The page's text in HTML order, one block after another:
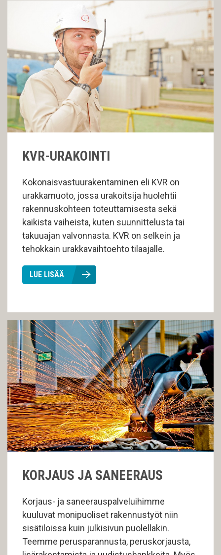
KVR-URAKOINTI
Kokonaisvastuurakentaminen eli KVR on
urakkamuoto, jossa urakoitsija huolehtii
rakennuskohteen toteuttamisesta sekä
kaikista vaiheista, kuten suunnittelusta tai
takuuajan valvonnasta. KVR on selkein ja
tehokkain urakkavaihtoehto tilaajalle.
LUE LISÄÄ
KORJAUS JA SANEERAUS
Korjaus- ja saneerauspalveluihimme
kuuluvat monipuoliset rakennustyöt niin
sisätiloissa kuin julkisivun puolellakin.
Teemme perusparannusta, peruskorjausta,